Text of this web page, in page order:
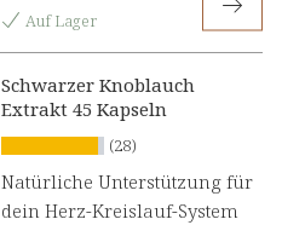
Auf Lager
Schwarzer Knoblauch
Extrakt 45 Kapseln
(28)
Natürliche Unterstützung für
dein Herz-Kreislauf-System